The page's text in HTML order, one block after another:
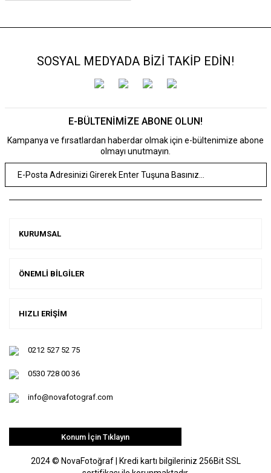
SOSYAL MEDYADA BİZİ TAKİP EDİN!
E-BÜLTENİMİZE ABONE OLUN!
Kampanya ve fırsatlardan haberdar olmak için e-bültenimize abone
olmayı unutmayın.
KURUMSAL
ÖNEMLİ BİLGİLER
HIZLI ERİŞİM
0212 527 52 75
0530 728 00 36
info@novafotograf.com
Konum İçin Tıklayın
2024 © NovaFotoğraf | Kredi kartı bilgileriniz 256Bit SSL